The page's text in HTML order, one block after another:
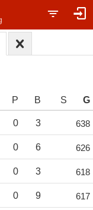
P B S G
0 3 638
0 6 626
0 3 618
0 9 617